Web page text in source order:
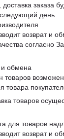
заказа
день.
возврат и
согласно
и обмена
товаров
товара
товаров
для товаров
возврат и